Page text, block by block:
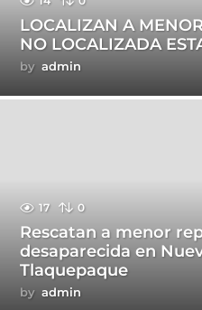
LOCALIZAN A
NO LOCALIZADA
by admin
17 0
Rescatan a menor
desaparecida en
Tlaquepaque
by admin